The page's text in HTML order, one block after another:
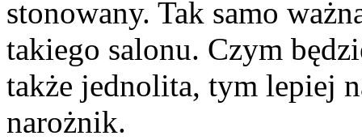
stonowany. Tak samo
takiego salonu. Czym
także jednolita, tym lepiej
narożnik.